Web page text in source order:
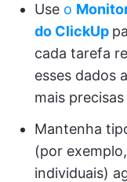
Use o
do ClickUp
cada tarefa
esses dados
mais
Mantenha
(por
individuais)